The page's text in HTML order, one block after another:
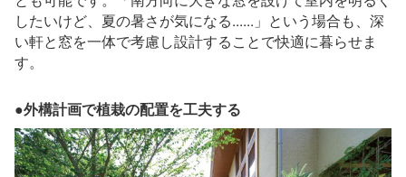
したいけど、夏の暑さが気になる......」という場合も、深
い軒と窓を一体で考慮し設計することで快適に暮らせま
す。
●外構計画で植栽の配置を工夫する